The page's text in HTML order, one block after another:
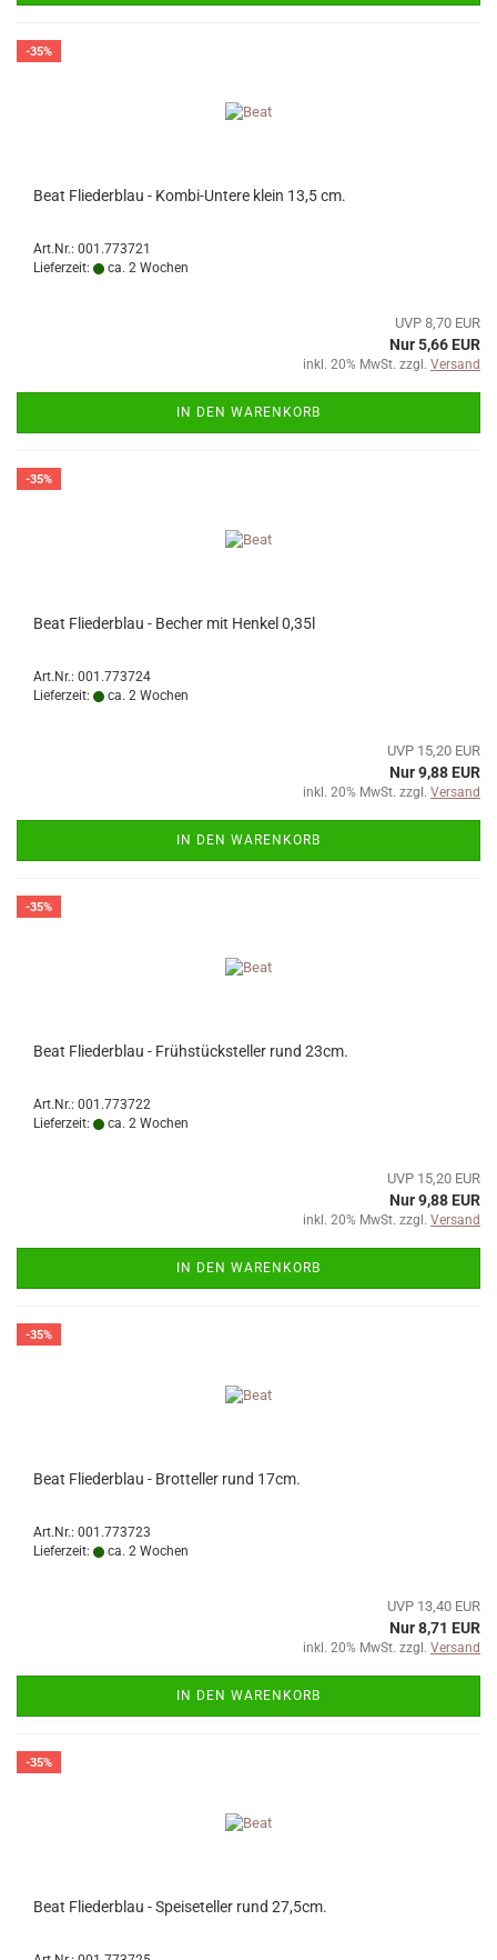
-35%
Beat Fliederblau - Kombi-Untere klein 13,5 cm.
Art.Nr.: 001.773721
Lieferzeit:
ca. 2 Wochen
UVP 8,70 EUR
Nur 5,66 EUR
inkl. 20% MwSt. zzgl. Versand
IN DEN WARENKORB
-35%
Beat Fliederblau - Becher mit Henkel 0,35l
Art.Nr.: 001.773724
Lieferzeit:
ca. 2 Wochen
UVP 15,20 EUR
Nur 9,88 EUR
inkl. 20% MwSt. zzgl. Versand
IN DEN WARENKORB
-35%
Beat Fliederblau - Frühstücksteller rund 23cm.
Art.Nr.: 001.773722
Lieferzeit:
ca. 2 Wochen
UVP 15,20 EUR
Nur 9,88 EUR
inkl. 20% MwSt. zzgl. Versand
IN DEN WARENKORB
-35%
Beat Fliederblau - Brotteller rund 17cm.
Art.Nr.: 001.773723
Lieferzeit:
ca. 2 Wochen
UVP 13,40 EUR
Nur 8,71 EUR
inkl. 20% MwSt. zzgl. Versand
IN DEN WARENKORB
-35%
Beat Fliederblau - Speiseteller rund 27,5cm.